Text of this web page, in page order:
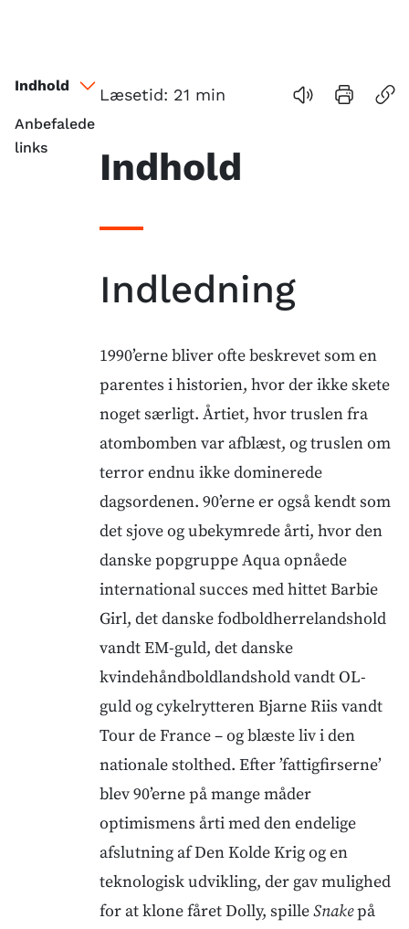
Indhold
Anbefalede
links
Læsetid: 21 min
Indhold
Indledning
1990’erne bliver ofte beskrevet som en
parentes i historien, hvor der ikke skete
noget særligt. Årtiet, hvor truslen fra
atombomben var afblæst, og truslen om
terror endnu ikke dominerede
dagsordenen. 90’erne er også kendt som
det sjove og ubekymrede årti, hvor den
danske popgruppe Aqua opnåede
international succes med hittet Barbie
Girl, det danske fodboldherrelandshold
vandt EM-guld, det danske
kvindehåndboldlandshold vandt OL-
guld og cykelrytteren Bjarne Riis vandt
Tour de France – og blæste liv i den
nationale stolthed. Efter ’fattigfirserne’
blev 90’erne på mange måder
optimismens årti med den endelige
afslutning af Den Kolde Krig og en
teknologisk udvikling, der gav mulighed
for at klone fåret Dolly, spilleSnakepå